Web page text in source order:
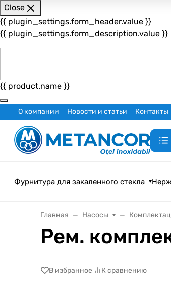
Close
{{ plugin_settings.form_header.value }}
{{ plugin_settings.form_description.value }}
{{ product.name }}
О компании Новости и статьи Контакты
Фурнитура для закаленного стекла
Главная Насосы
Рем.
В избранное К сравнению